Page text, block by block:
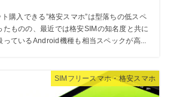
購入できる”格安スマホ”は型落ちの低スペ
たものの、最近では格安SIMの知名度と共に
ているAndroid機種も相当スペックが高...
SIMフリースマホ・格安スマホ